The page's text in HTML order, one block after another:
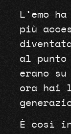
L’emo
più
al punto
erano
ora hai
È così